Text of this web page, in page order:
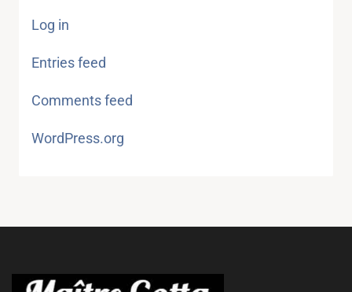
Log in
Entries feed
Comments feed
WordPress.org